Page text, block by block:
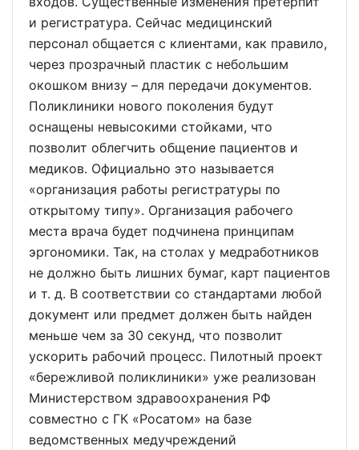
и регистратура. Сейчас медицинский
персонал общается с клиентами, как правило,
через прозрачный пластик с небольшим
окошком внизу – для передачи документов.
Поликлиники нового поколения будут
оснащены невысокими стойками, что
позволит облегчить общение пациентов и
медиков. Официально это называется
«организация работы регистратуры по
открытому типу». Организация рабочего
места врача будет подчинена принципам
эргономики. Так, на столах у медработников
не должно быть лишних бумаг, карт пациентов
и т. д. В соответствии со стандартами любой
документ или предмет должен быть найден
меньше чем за 30 секунд, что позволит
ускорить рабочий процесс. Пилотный проект
«бережливой поликлиники» уже реализован
Министерством здравоохранения РФ
совместно с ГК «Росатом» на базе
ведомственных медучреждений